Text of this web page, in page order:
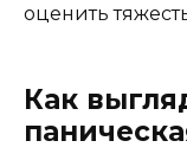
оценить
Как